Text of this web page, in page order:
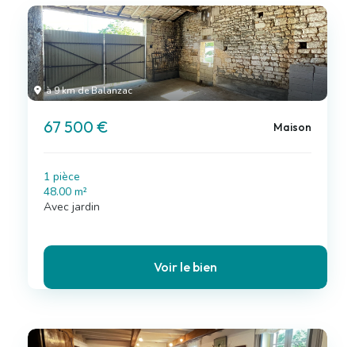
à 9 km de Balanzac
67 500 € Maison
1 pièce
48.00 m²
Avec jardin
Voir le bien